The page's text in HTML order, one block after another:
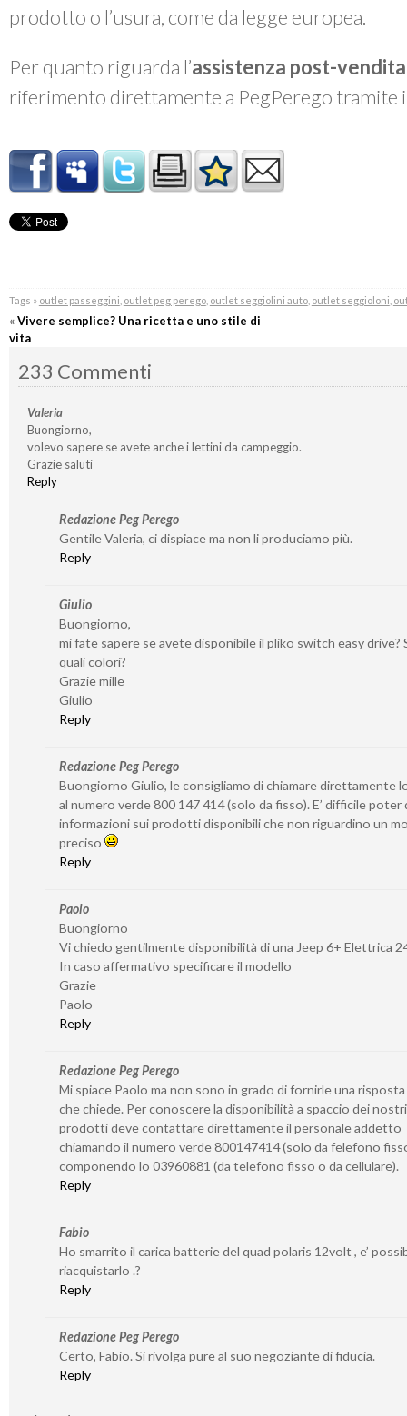
prodotto o l’usura, come da legge europea.
Per quanto riguarda l’assistenza post-vendita
riferimento direttamente a PegPerego tramite
Tags » outlet passeggini outlet peg perego, outlet seggiolini auto, outlet seggioloni
«Vivere semplice? Una ricetta e uno stile di
vita
233 Commenti
Valeria
Buongiorno,
volevo sapere se avete anche i lettini da campeggio.
Grazie saluti
Reply
Redazione Peg Perego
Gentile Valeria, ci dispiace ma non li produciamo più.
Reply
Giulio
Buongiorno,
mi fate sapere se avete disponibile il pliko switch easy drive?
quali colori?
Grazie mille
Giulio
Reply
Redazione Peg Perego
Buongiorno Giulio, le consigliamo di chiamare direttamente
al numero verde 800 147 414 (solo da fisso). E’ difficile poter
informazioni sui prodotti disponibili che non riguardino un
preciso
Reply
Paolo
Buongiorno
Vi chiedo gentilmente disponibilità di una Jeep 6+ Elettrica
In caso affermativo specificare il modello
Grazie
Paolo
Reply
Redazione Peg Perego
Mi spiace Paolo ma non sono in grado di fornirle una
che chiede. Per conoscere la disponibilità a spaccio dei nostri
prodotti deve contattare direttamente il personale addetto
chiamando il numero verde 800147414 (solo da felefono
componendo lo 03960881 (da telefono fisso o da cellulare).
Reply
Fabio
Ho smarrito il carica batterie del quad polaris 12volt , e’
riacquistarlo .?
Reply
Redazione Peg Perego
Certo, Fabio. Si rivolga pure al suo negoziante di fiducia.
Reply